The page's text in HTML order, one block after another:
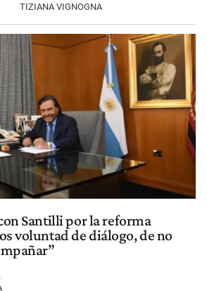
TIZIANA VIGNOGNA
Santilli por la reforma
voluntad de diálogo, de no